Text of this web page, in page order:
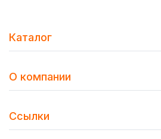
Каталог
О компании
Ссылки